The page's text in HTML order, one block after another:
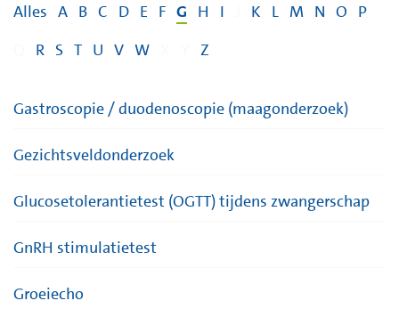
Alles A B C D E F G H I K L M N O P
R S T U V W Z
Gastroscopie / duodenoscopie (maagonderzoek)
Gezichtsveldonderzoek
Glucosetolerantietest (OGTT) tijdens zwangerschap
GnRH stimulatietest
Groeiecho